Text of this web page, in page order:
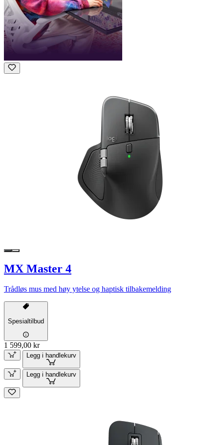
MX Master 4
Trådløs mus med høy ytelse og haptisk tilbakemelding
Spesialtilbud
1 599,00 kr
Legg i handlekurv
Legg i handlekurv